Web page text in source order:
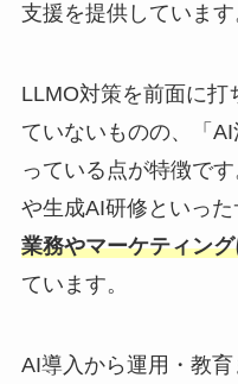
支援を提供しています
LLMO対策を前面に打
ていないものの、「
っている点が特徴で
や生成AI研修といった
業務やマーケティン
ています。
AI導入から運用・教